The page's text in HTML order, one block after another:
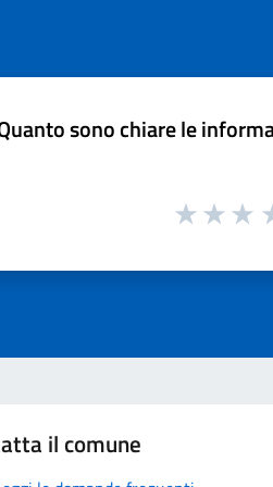
sono chiare le
il comune